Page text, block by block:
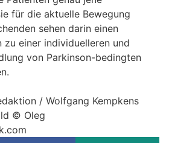
für die aktuelle Bewegung
sehen darin einen
einer individuelleren und
von Parkinson-bedingten
/ Wolfgang Kempkens
© Oleg